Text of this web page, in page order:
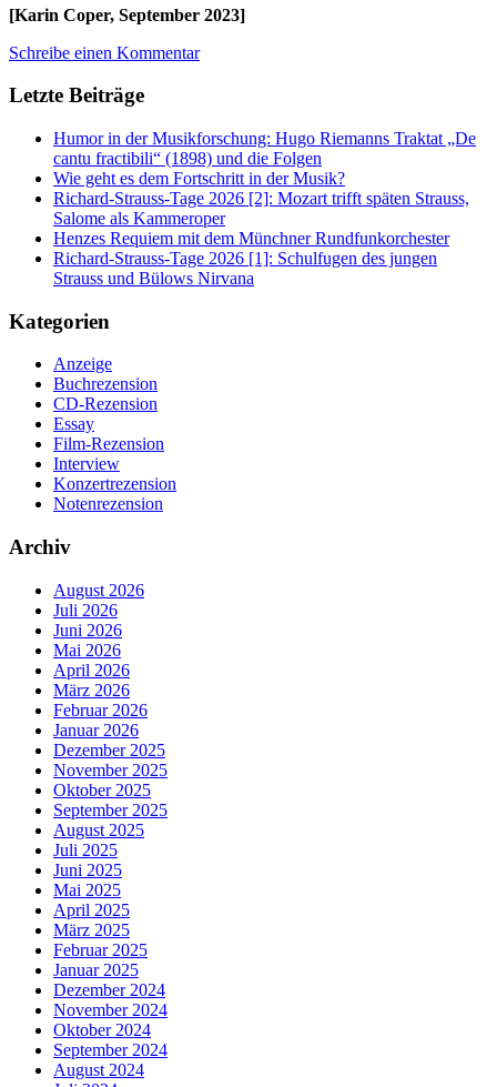
[Karin Coper, September 2023]
Schreibe einen Kommentar
Letzte Beiträge
Humor in der Musikforschung: Hugo Riemanns Traktat „De
cantu fractibili“ (1898) und die Folgen
Wie geht es dem Fortschritt in der Musik?
Richard-Strauss-Tage 2026 [2]: Mozart trifft späten Strauss,
Salome als Kammeroper
Henzes Requiem mit dem Münchner Rundfunkorchester
Richard-Strauss-Tage 2026 [1]: Schulfugen des jungen
Strauss und Bülows Nirvana
Kategorien
Anzeige
Buchrezension
CD-Rezension
Essay
Film-Rezension
Interview
Konzertrezension
Notenrezension
Archiv
August 2026
Juli 2026
Juni 2026
Mai 2026
April 2026
März 2026
Februar 2026
Januar 2026
Dezember 2025
November 2025
Oktober 2025
September 2025
August 2025
Juli 2025
Juni 2025
Mai 2025
April 2025
März 2025
Februar 2025
Januar 2025
Dezember 2024
November 2024
Oktober 2024
September 2024
August 2024